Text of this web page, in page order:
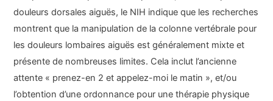
douleurs dorsales aiguës, le NIH indique que les recherches
montrent que la manipulation de la colonne vertébrale pour
les douleurs lombaires aiguës est généralement mixte et
présente de nombreuses limites. Cela inclut l’ancienne
attente « prenez-en 2 et appelez-moi le matin », et/ou
l’obtention d’une ordonnance pour une thérapie physique